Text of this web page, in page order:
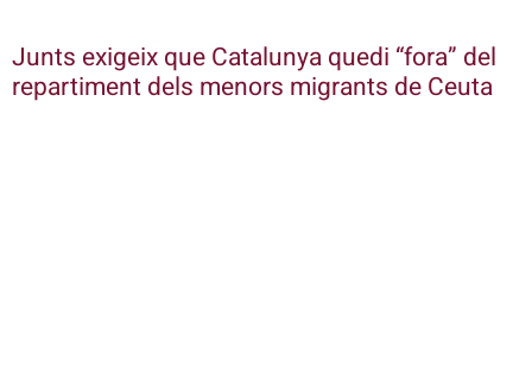
Junts exigeix que Catalunya quedi “fora” del
repartiment dels menors migrants de Ceuta